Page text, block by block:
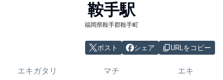
鞍手駅
福岡県鞍手郡鞍手町
ポスト シェア URLをコピー
エキガタリ マチ エキ